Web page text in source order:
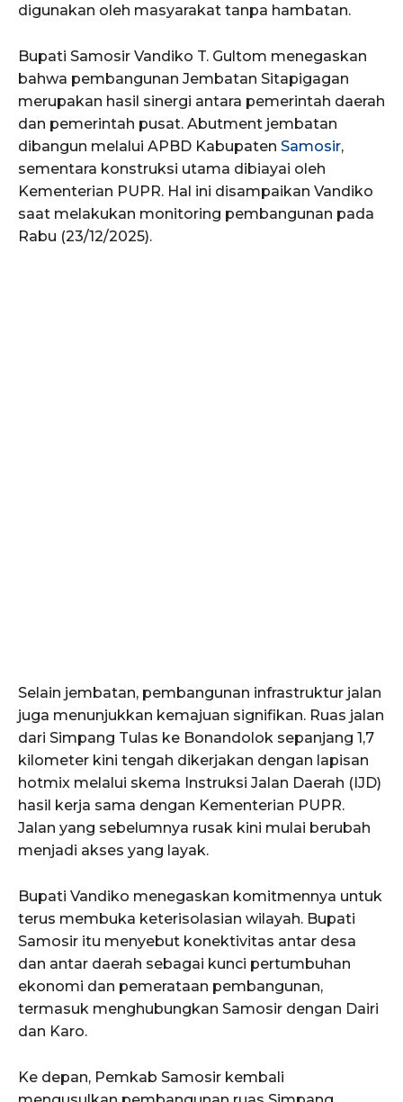
digunakan oleh masyarakat tanpa hambatan.
Bupati Samosir Vandiko T. Gultom menegaskan
bahwa pembangunan Jembatan Sitapigagan
merupakan hasil sinergi antara pemerintah daerah
dan pemerintah pusat. Abutment jembatan
dibangun melalui APBD Kabupaten Samosir,
sementara konstruksi utama dibiayai oleh
Kementerian PUPR. Hal ini disampaikan Vandiko
saat melakukan monitoring pembangunan pada
Rabu (23/12/2025).
Selain jembatan, pembangunan infrastruktur jalan
juga menunjukkan kemajuan signifikan. Ruas jalan
dari Simpang Tulas ke Bonandolok sepanjang 1,7
kilometer kini tengah dikerjakan dengan lapisan
hotmix melalui skema Instruksi Jalan Daerah (IJD)
hasil kerja sama dengan Kementerian PUPR.
Jalan yang sebelumnya rusak kini mulai berubah
menjadi akses yang layak.
Bupati Vandiko menegaskan komitmennya untuk
terus membuka keterisolasian wilayah. Bupati
Samosir itu menyebut konektivitas antar desa
dan antar daerah sebagai kunci pertumbuhan
ekonomi dan pemerataan pembangunan,
termasuk menghubungkan Samosir dengan Dairi
dan Karo.
Ke depan, Pemkab Samosir kembali